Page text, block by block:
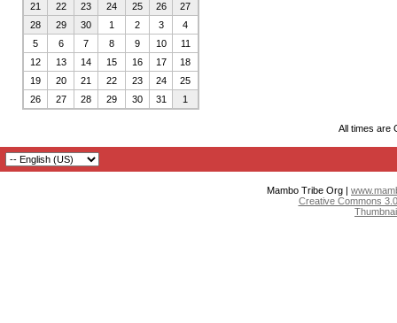
21
22 23 24 25 26
27
28
29 30 1 2 3
4
5
6 7 8 9 10
11
12
13 14 15 16 17
18
19
20 21 22 23 24
25
26
27 28 29 30 31 1
All times are
Mambo Tribe Org |
Creative Commons